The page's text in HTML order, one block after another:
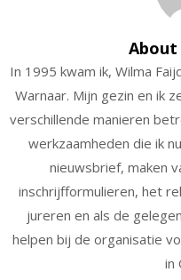
In 1995 kwam ik, Wilma
Warnaar. Mijn gezin en ik
verschillende manieren
werkzaamheden die ik
nieuwsbrief, maken
inschrijfformulieren, het
jureren en als de
helpen bij de organisatie
in